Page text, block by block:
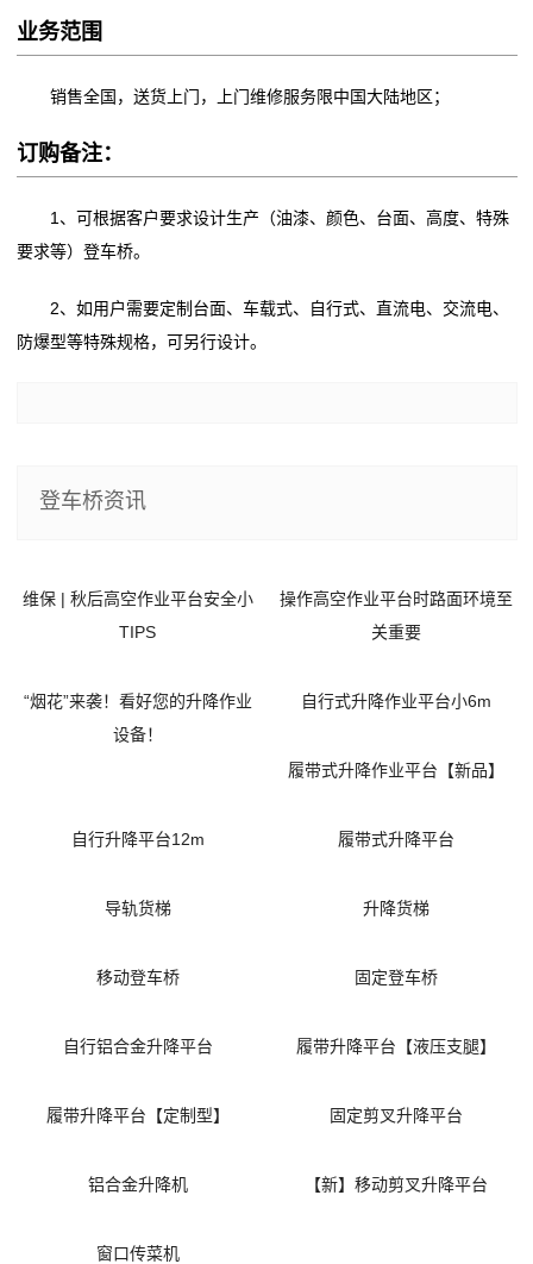
业务范围
销售全国，送货上门，上门维修服务限中国大陆地区；
订购备注：
1、可根据客户要求设计生产（油漆、颜色、台面、高度、特殊
要求等）登车桥。
2、如用户需要定制台面、车载式、自行式、直流电、交流电、
防爆型等特殊规格，可另行设计。
登车桥资讯
维保 | 秋后高空作业平台安全小
TIPS
操作高空作业平台时路面环境至
关重要
“烟花”来袭！看好您的升降作业
设备！
自行式升降作业平台小6m
履带式升降作业平台【新品】
自行升降平台12m 履带式升降平台
导轨货梯 升降货梯
移动登车桥 固定登车桥
自行铝合金升降平台 履带升降平台【液压支腿】
履带升降平台【定制型】 固定剪叉升降平台
铝合金升降机 【新】移动剪叉升降平台
窗口传菜机